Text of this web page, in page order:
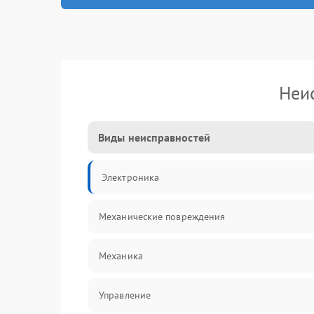
Виды неисправностей
Электроника
Механические повреждения
Механика
Управление